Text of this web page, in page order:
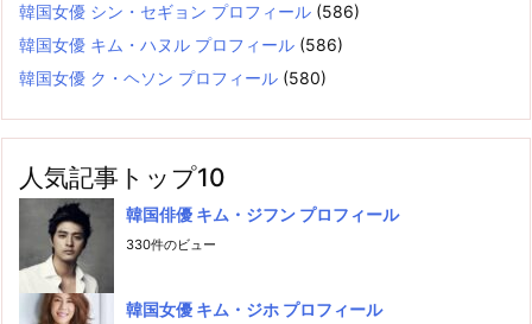
韓国女優 シン・セギョン プロフィール (586)
韓国女優 キム・ハヌル プロフィール (586)
韓国女優 ク・ヘソン プロフィール (580)
人気記事トップ10
韓国俳優 キム・ジフン プロフィール
330件のビュー
韓国女優 キム・ジホ プロフィール